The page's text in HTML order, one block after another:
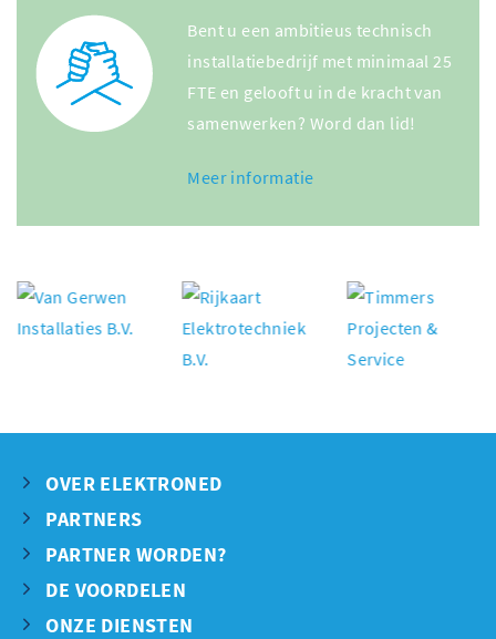
Bent u een ambitieus technisch
installatiebedrijf met minimaal 25
FTE en gelooft u in de kracht van
samenwerken? Word dan lid!
Meer informatie
OVER ELEKTRONED
PARTNERS
PARTNER WORDEN?
DE VOORDELEN
ONZE DIENSTEN